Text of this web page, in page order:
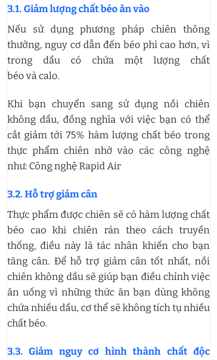
3.1. Giảm lượng chất béo ăn vào
Nếu sử dụng phương pháp chiên thông
thường, nguy cơ dẫn đến béo phì cao hơn, vì
trong dầu có chứa một lượng chất
béo và calo.
Khi bạn chuyển sang sử dụng nồi chiên
không dầu, đồng nghĩa với việc bạn có thể
cắt giảm tới 75% hàm lượng chất béo trong
thực phẩm chiên nhờ vào các công nghệ
như: Công nghệ Rapid Air
3.2. Hỗ trợ giảm cân
Thực phẩm được chiên sẽ có hàm lượng chất
béo cao khi chiên rán theo cách truyền
thống, điều này là tác nhân khiến cho bạn
tăng cân. Để hỗ trợ giảm cân tốt nhất, nồi
chiên không dầu sẽ giúp bạn điều chỉnh việc
ăn uống vì những thức ăn bạn dùng không
chứa nhiều dầu, cơ thể sẽ không tích tụ nhiều
chất béo.
3.3.Giảm nguy cơ hình thành chất độc